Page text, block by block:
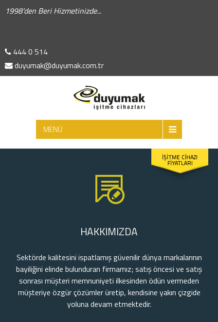
1998'den Beri Hizmetinizde...
444 0 514
duyumak@duyumak.com.tr
MENÜ
İŞİTME CİHAZI
FİYATLARI
HAKKIMIZDA
Sektörde kalitesini ispatlamış güvenilir dünya markalarının
bayiliğini elinde bulunduran firmamız; satış öncesi ve satış
sonrası müşteri memnuniyeti ilkesinden ödün vermeden
müşteriye özgür çözümler üretip, kendisine yakın çizgide
yoluna devam etmektedir.